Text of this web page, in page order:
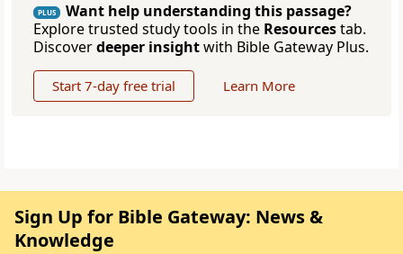
PLUS
Want help understanding this passage?
Explore trusted study tools in the Resourcestab.
Discoverdeeper insightwith Bible Gateway Plus.
Start 7-day free trial Learn More
Sign Up for Bible Gateway: News &
Knowledge